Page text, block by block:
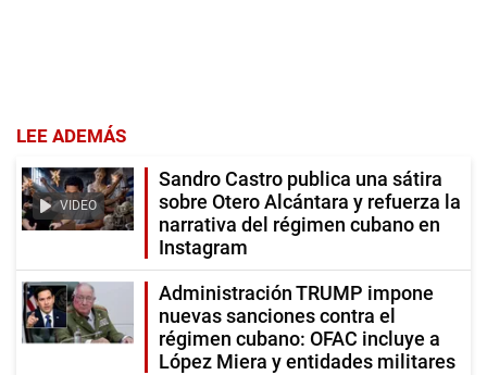
LEE ADEMÁS
VIDEO
Sandro Castro publica una sátira
sobre Otero Alcántara y refuerza la
narrativa del régimen cubano en
Instagram
Administración TRUMP impone
nuevas sanciones contra el
régimen cubano: OFAC incluye a
López Miera y entidades militares